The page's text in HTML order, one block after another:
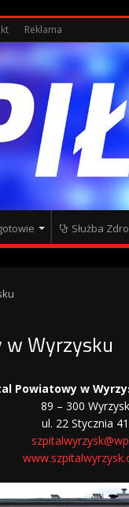
Reklama
Służba
Wyrzysku
Powiatowy w
89 – 300 Wyrzysk
ul. 22 Stycznia 41